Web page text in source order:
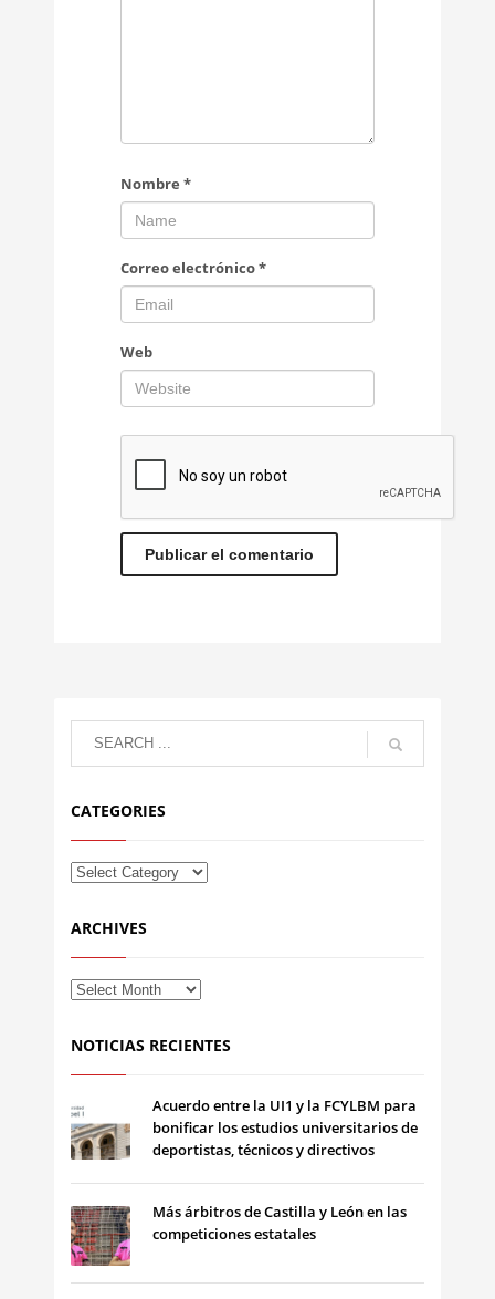
Nombre *
Correo electrónico*
Web
CATEGORIES
ARCHIVES
NOTICIAS RECIENTES
Acuerdo entre la UI1 y la FCYLBM para
bonificar los estudios universitarios de
deportistas, técnicos y directivos
Más árbitros de Castilla y León en las
competiciones estatales